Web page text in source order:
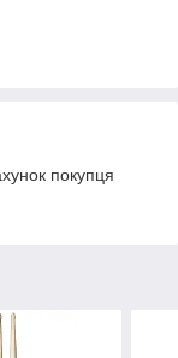
покупця